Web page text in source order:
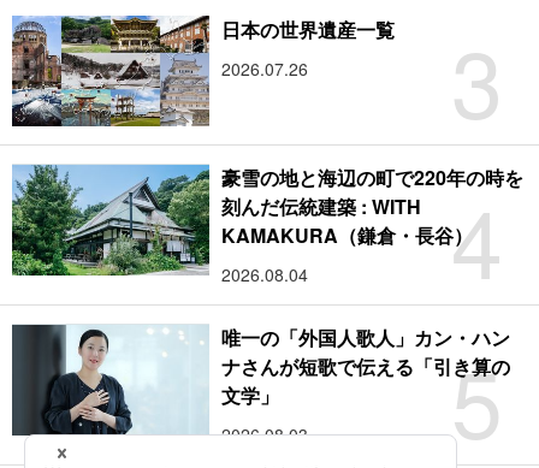
3
日本の世界遺産一覧
2026.07.26
4
豪雪の地と海辺の町で220年の時を
刻んだ伝統建築 : WITH
KAMAKURA（鎌倉・長谷）
2026.08.04
5
唯一の「外国人歌人」カン・ハン
ナさんが短歌で伝える「引き算の
文学」
2026.08.03